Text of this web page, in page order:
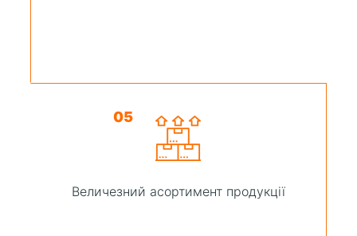
05
Величезний асортимент продукції